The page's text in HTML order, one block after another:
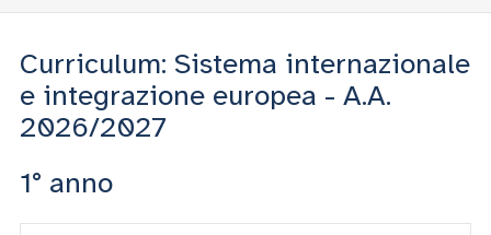
Curriculum: Sistema internazionale
e integrazione europea - A.A.
2026/2027
1° anno